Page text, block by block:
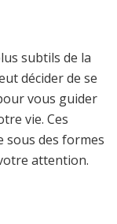
subtils de la
décider de se
vous guider
vie. Ces
sous des formes
attention.